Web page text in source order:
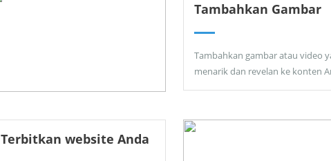
Tambahkan Gambar
Tambahkan gambar atau video
menarik dan revelan ke konten
Terbitkan website Anda